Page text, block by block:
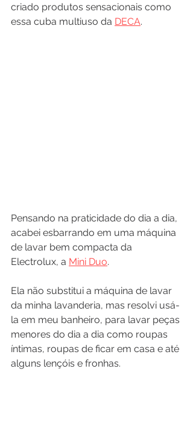
criado produtos sensacionais como
essa cuba multiuso da DECA.
Pensando na praticidade do dia a dia,
acabei esbarrando em uma máquina
de lavar bem compacta da
Electrolux, a Mini Duo.
Ela não substitui a máquina de lavar
da minha lavanderia, mas resolvi usá-
la em meu banheiro, para lavar peças
menores do dia a dia como roupas
íntimas, roupas de ficar em casa e até
alguns lençóis e fronhas.